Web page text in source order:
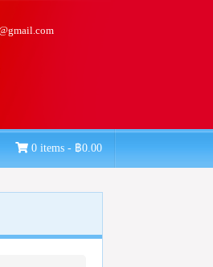
0 items - ฿0.00